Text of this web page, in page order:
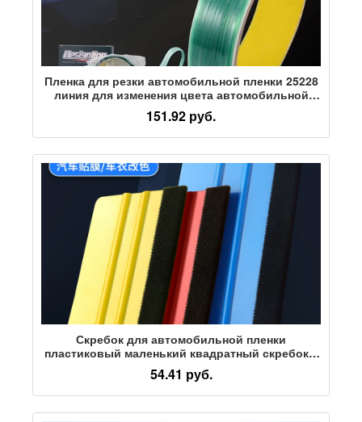
Пленка для резки автомобильной пленки 25228
линия для изменения цвета автомобильной
пленки режущий инструмент для защиты от
травм, режущая пленка по касательной форме
без следов на кузове
151.92 руб.
Скребок для автомобильной пленки
пластиковый маленький квадратный скребок с
тканью для изменения цвета пленки,
рекламирующий булочку для выпечки,
двусторонний доступный скребок
54.41 руб.